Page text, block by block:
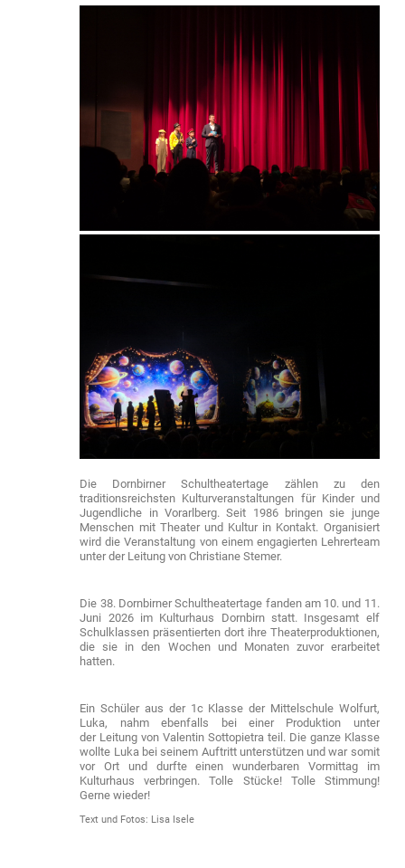
Die Dornbirner Schultheatertage zählen zu den
traditionsreichsten Kulturveranstaltungen für Kinder und
Jugendliche in Vorarlberg. Seit 1986 bringen sie junge
Menschen mit Theater und Kultur in Kontakt. Organisiert
wird die Veranstaltung von einem engagierten Lehrerteam
unter der Leitung von Christiane Stemer.
Die 38. Dornbirner Schultheatertage fanden am 10. und 11.
Juni 2026 im Kulturhaus Dornbirn statt. Insgesamt elf
Schulklassen präsentierten dort ihre Theaterproduktionen,
die sie in den Wochen und Monaten zuvor erarbeitet
hatten.
Ein Schüler aus der 1c Klasse der Mittelschule Wolfurt,
Luka, nahm ebenfalls bei einer Produktion unter
der Leitung von Valentin Sottopietra teil. Die ganze Klasse
wollte Luka bei seinem Auftritt unterstützen und war somit
vor Ort und durfte einen wunderbaren Vormittag im
Kulturhaus verbringen. Tolle Stücke! Tolle Stimmung!
Gerne wieder!
Text und Fotos: Lisa Isele